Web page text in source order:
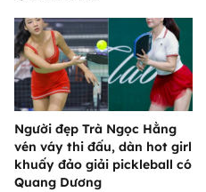
Người đẹp Trà Ngọc Hằng
vén váy thi đấu, dàn hot girl
khuấy đảo giải pickleball có
Quang Dương